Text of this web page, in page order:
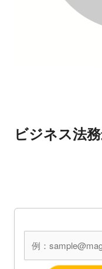
ビジネス法